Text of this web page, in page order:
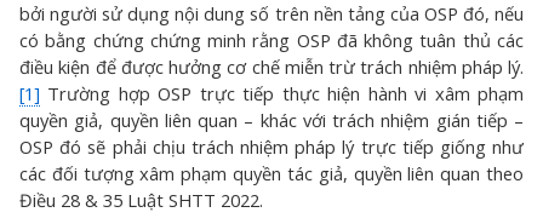
bởi người sử dụng nội dung số trên nền tảng của OSP đó, nếu
có bằng chứng chứng minh rằng OSP đã không tuân thủ các
điều kiện để được hưởng cơ chế miễn trừ trách nhiệm pháp lý.
[1] Trường hợp OSP trực tiếp thực hiện hành vi xâm phạm
quyền giả, quyền liên quan – khác với trách nhiệm gián tiếp –
OSP đó sẽ phải chịu trách nhiệm pháp lý trực tiếp giống như
các đối tượng xâm phạm quyền tác giả, quyền liên quan theo
Điều 28 & 35 Luật SHTT 2022.